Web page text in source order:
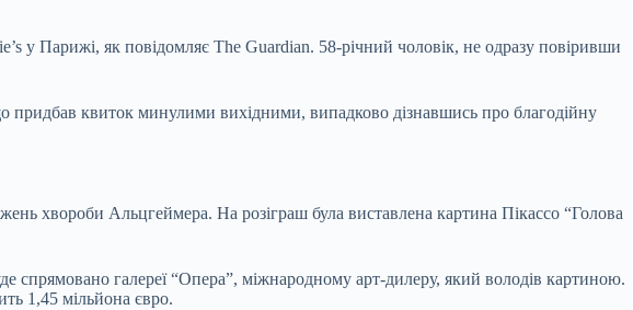
у Парижі, як повідомляє The Guardian. 58-річний чоловік, не одразу повіривши
придбав квиток минулими вихідними, випадково дізнавшись про благодійну
хвороби Альцгеймера. На розіграш була виставлена картина Пікассо “Голова
спрямовано галереї “Опера”, міжнародному арт-дилеру, який володів картиною.
1,45 мільйона євро.